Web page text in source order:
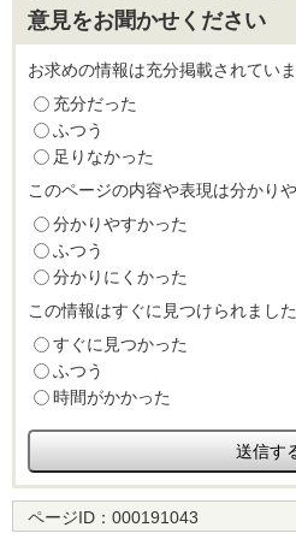
意見をお聞かせください
お求めの情報は充分掲載されてい
充分だった
ふつう
足りなかった
このページの内容や表現は分かり
分かりやすかった
ふつう
分かりにくかった
この情報はすぐに見つけられまし
すぐに見つかった
ふつう
時間がかかった
ページID： 000191043